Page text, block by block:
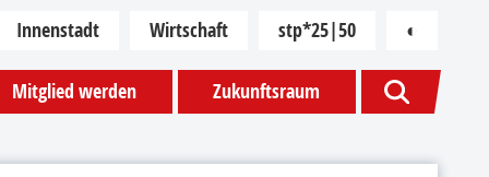
Mitglied werden Zukunftsraum
Innenstadt Wirtschaft stp*25|50 ◐